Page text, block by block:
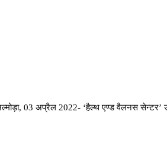
03 अप्रैल 2022- ‘हैल्थ एण्ड वैलनस सेन्टर’